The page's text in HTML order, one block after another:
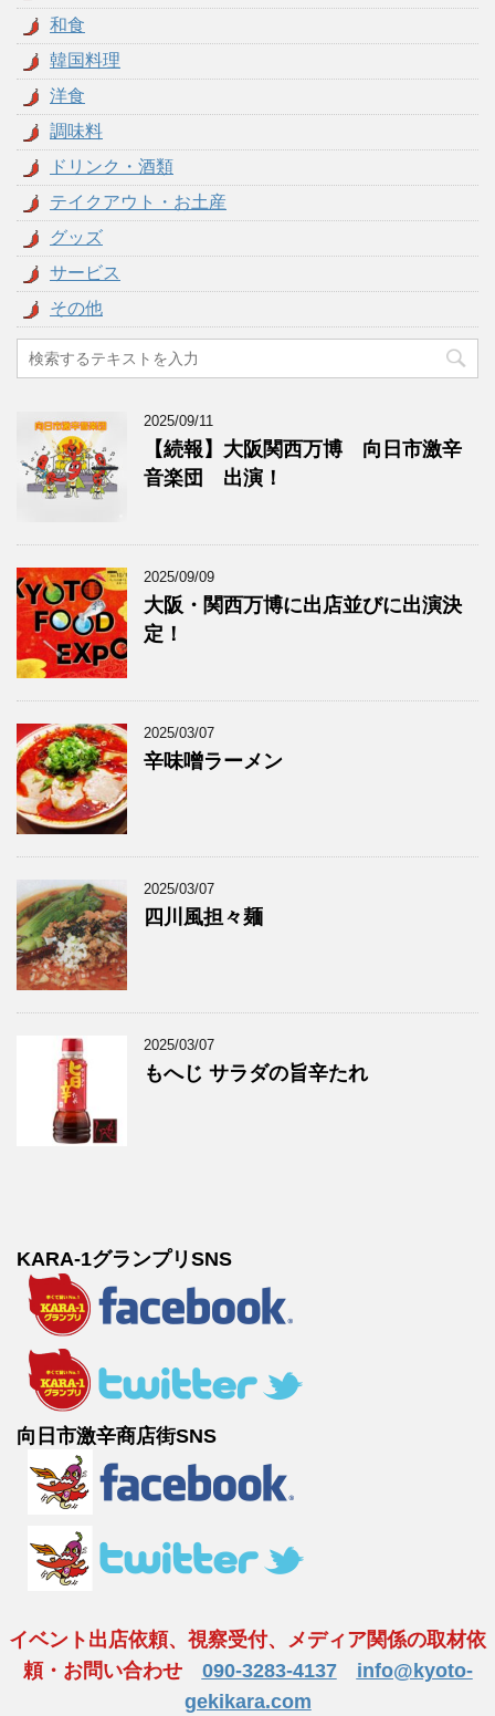
和食
韓国料理
洋食
調味料
ドリンク・酒類
テイクアウト・お土産
グッズ
サービス
その他
2025/09/11
【続報】大阪関西万博 向日市激辛
音楽団 出演！
2025/09/09
大阪・関西万博に出店並びに出演決
定！
2025/03/07
辛味噌ラーメン
2025/03/07
四川風担々麺
2025/03/07
もへじ サラダの旨辛たれ
KARA-1グランプリSNS
向日市激辛商店街SNS
イベント出店依頼、視察受付、メディア関係の取材依
頼・お問い合わせ 090-3283-4137
info@kyoto-
gekikara.com